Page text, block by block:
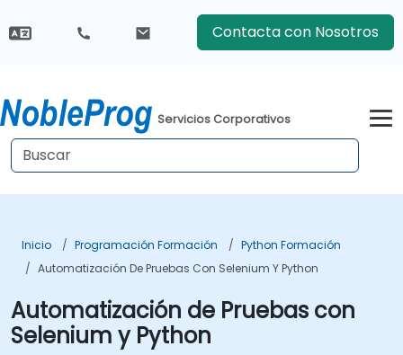
Contacta con Nosotros
Servicios Corporativos
Inicio Programación Formación
Python Formación
Automatización De Pruebas Con Selenium Y Python
Automatización de Pruebas con
Selenium y Python